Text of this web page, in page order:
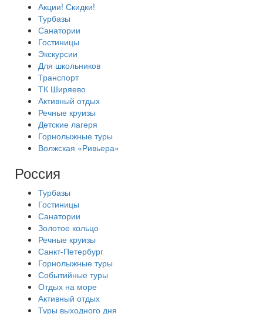
Акции! Скидки!
Турбазы
Санатории
Гостиницы
Экскурсии
Для школьников
Транспорт
ТК Ширяево
Активный отдых
Речные круизы
Детские лагеря
Горнолыжные туры
Волжская «Ривьера»
Россия
Турбазы
Гостиницы
Санатории
Золотое кольцо
Речные круизы
Санкт-Петербург
Горнолыжные туры
Событийные туры
Отдых на море
Активный отдых
Туры выходного дня